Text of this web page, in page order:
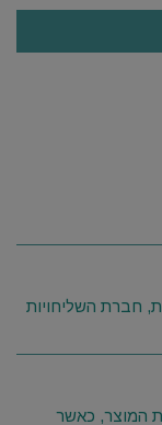
הבית, חברת השליחויות
יום מיום קבלת המוצר, כאשר